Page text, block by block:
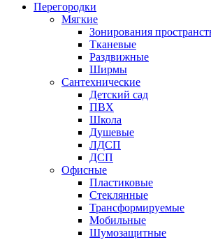
Перегородки
Мягкие
Зонирования
Тканевые
Раздвижные
Ширмы
Сантехнические
Детский сад
ПВХ
Школа
Душевые
ЛДСП
ДСП
Офисные
Пластиковые
Стеклянные
Трансформируемые
Мобильные
Шумозащитные